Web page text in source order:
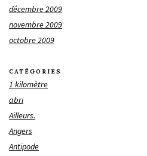
décembre 2009
novembre 2009
octobre 2009
CATÉGORIES
1 kilomètre
abri
Ailleurs.
Angers
Antipode